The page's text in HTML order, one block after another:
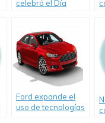
celebró el Día
Ford expande el
uso de tecnologías